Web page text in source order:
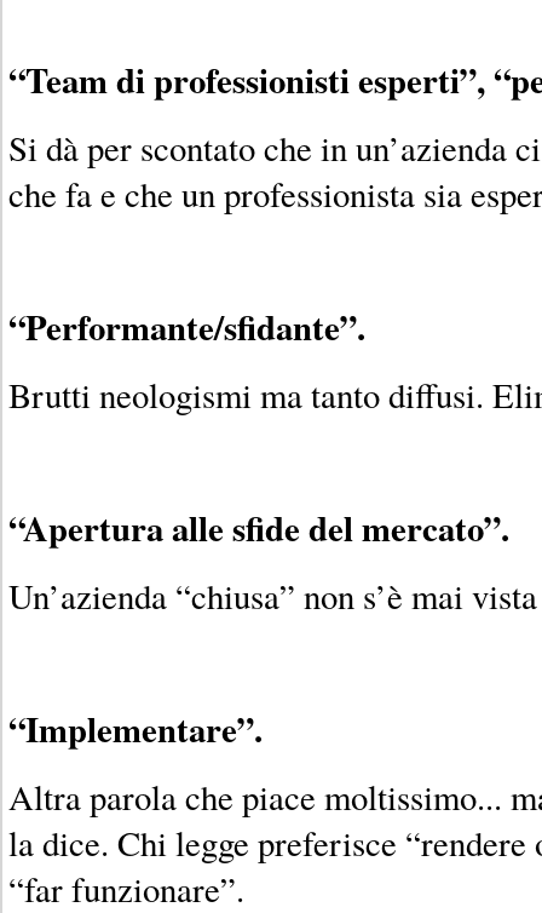
“Team di professionisti esperti”,
Si dà per scontato che in un’azienda
che fa e che un professionista sia
“Performante/sfidante”.
Brutti neologismi ma tanto diffusi.
“Apertura alle sfide del mercato”.
Un’azienda “chiusa” non s’è mai
“Implementare”.
Altra parola che piace moltissimo...
la dice. Chi legge preferisce “rendere
“far funzionare”.